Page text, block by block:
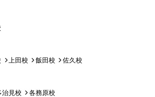
上田校 飯田校 佐久校
治見校 各務原校